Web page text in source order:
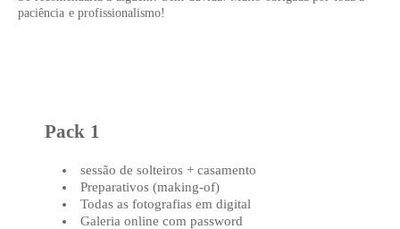
paciência e profissionalismo!
Pack 1
sessão de solteiros + casamento
Preparativos (making-of)
Todas as fotografias em digital
Galeria online com password